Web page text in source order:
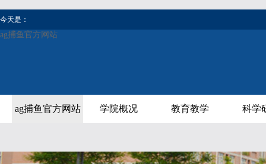
今天是：
ag捕鱼官方网站
ag捕鱼官方网站 学院概况 教育教学 科学